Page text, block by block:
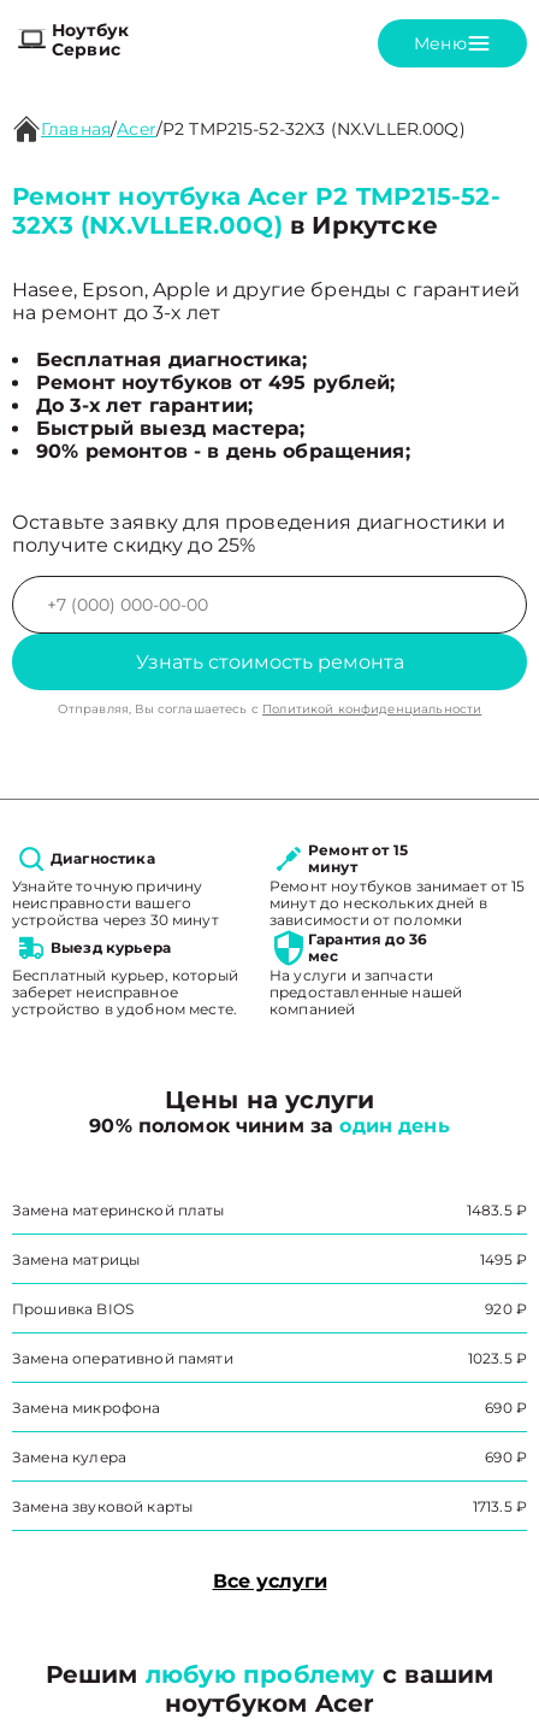
Ноутбук
Сервис
Меню
Главная/Acer/P2 TMP215-52-32X3 (NX.VLLER.00Q)
Ремонт ноутбука Acer P2 TMP215-52-
32X3 (NX.VLLER.00Q) в Иркутске
Hasee, Epson, Apple и другие бренды с гарантией
на ремонт до 3-х лет
Бесплатная диагностика;
Ремонт ноутбуков от 495 рублей;
До 3-х лет гарантии;
Быстрый выезд мастера;
90% ремонтов - в день обращения;
Оставьте заявку для проведения диагностики и
получите скидку до 25%
Узнать стоимость ремонта
Отправляя, Вы соглашаетесь с Политикой конфиденциальности
Диагностика
Узнайте точную причину
неисправности вашего
устройства через 30 минут
Ремонт от 15
минут
Ремонт ноутбуков занимает от 15
минут до нескольких дней в
зависимости от поломки
Выезд курьера
Бесплатный курьер, который
заберет неисправное
устройство в удобном месте.
Гарантия до 36
мес
На услуги и запчасти
предоставленные нашей
компанией
Цены на услуги
90% поломок чиним заодин день
Замена материнской платы 1483.5 ₽
Замена матрицы 1495 ₽
Прошивка BIOS 920 ₽
Замена оперативной памяти 1023.5 ₽
Замена микрофона 690 ₽
Замена кулера 690 ₽
Замена звуковой карты 1713.5 ₽
Все услуги
Решим любую проблему с вашим
ноутбуком Acer